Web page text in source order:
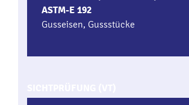
ASTM-E 192
Gusseisen, Gussstücke